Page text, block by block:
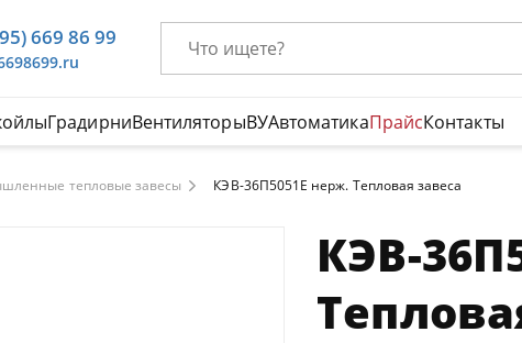
669 86 99
ГрадирниВентиляторыВУАвтоматикаПрайсКонтакты
тепловые завесы КЭВ-36П5051E нерж. Тепловая завеса
КЭВ-